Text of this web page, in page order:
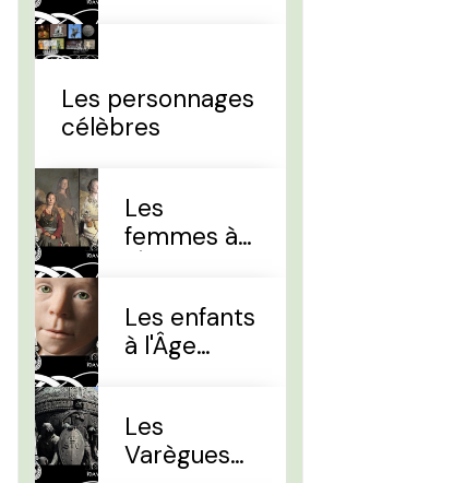
Les personnages
célèbres
Les
femmes à
Les enfants
à l'Âge
Les
Varègues